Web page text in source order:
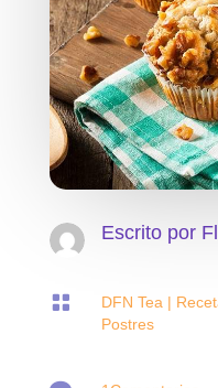
Escrito por
 DFN Tea|
Postres